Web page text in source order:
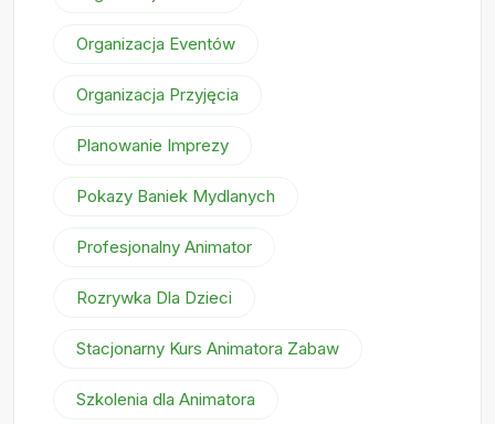
Organizacja Eventów
Organizacja Przyjęcia
Planowanie Imprezy
Pokazy Baniek Mydlanych
Profesjonalny Animator
Rozrywka Dla Dzieci
Stacjonarny Kurs Animatora Zabaw
Szkolenia dla Animatora